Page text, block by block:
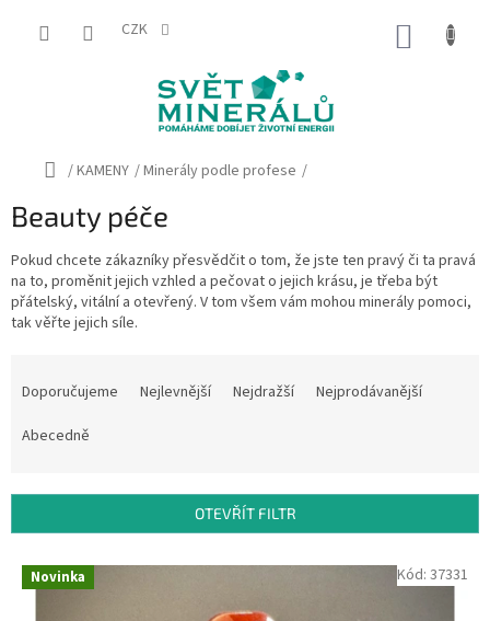
CZK
Domů
/KAMENY /Minerály podle profese /
Beauty péče
Pokud chcete zákazníky přesvědčit o tom, že jste ten pravý či ta pravá
na to, proměnit jejich vzhled a pečovat o jejich krásu, je třeba být
přátelský, vitální a otevřený. V tom všem vám mohou minerály pomoci,
tak věřte jejich síle.
r
Doporučujeme Nejlevnější Nejdražší
Nejprodávanější
Abecedně
OTEVŘÍT FILTR
V Novinka Kód: 37331